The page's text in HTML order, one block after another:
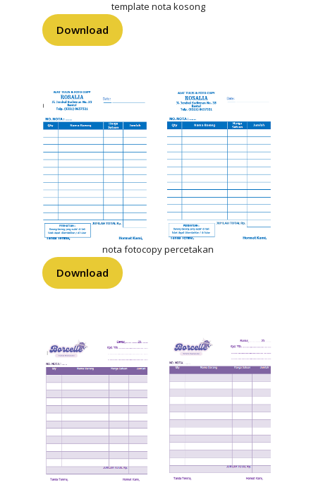
template nota kosong
Download
nota fotocopy percetakan
Download